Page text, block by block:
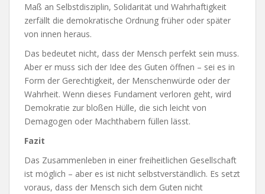
Maß an Selbstdisziplin, Solidarität und Wahrhaftigkeit
zerfällt die demokratische Ordnung früher oder später
von innen heraus.
Das bedeutet nicht, dass der Mensch perfekt sein muss.
Aber er muss sich der Idee des Guten öffnen – sei es in
Form der Gerechtigkeit, der Menschenwürde oder der
Wahrheit. Wenn dieses Fundament verloren geht, wird
Demokratie zur bloßen Hülle, die sich leicht von
Demagogen oder Machthabern füllen lässt.
Fazit
Das Zusammenleben in einer freiheitlichen Gesellschaft
ist möglich – aber es ist nicht selbstverständlich. Es setzt
voraus, dass der Mensch sich dem Guten nicht